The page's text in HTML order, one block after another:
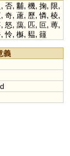
, 否, 黼, 機, 掬, 限,
, 奇, 藘, 歷,憐, 棱,
, 怒, 藹, 匹, 叵, 蒪,
,怜, 櫯, 豱, 籦
義